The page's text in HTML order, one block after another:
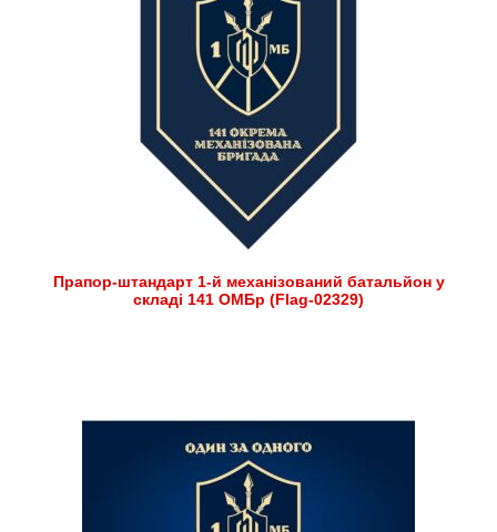
Прапор-штандарт 1-й механізований батальйон у
складі 141 ОМБр (Flag-02329)